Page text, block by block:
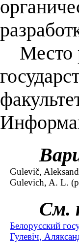
Место
Gulevič,
Gulevich, A. L.
См.
Белорусский
Гулевіч,